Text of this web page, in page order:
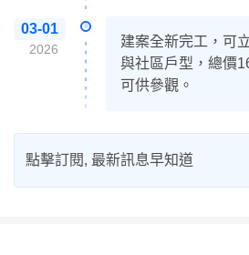
03-01
2026
建案全新完工，可
與社區戶型，總價
可供參觀。
點擊訂閱, 最新訊息早知道